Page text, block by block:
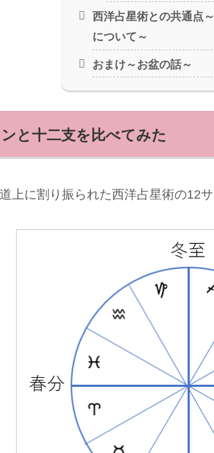
西洋占星術との共通点
について～
おまけ～お盆の話～
と十二支を比べてみた
上に割り振られた西洋占星術の12サ